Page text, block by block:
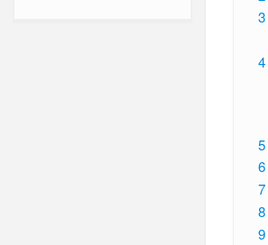
3
4
5
6
7
8
9